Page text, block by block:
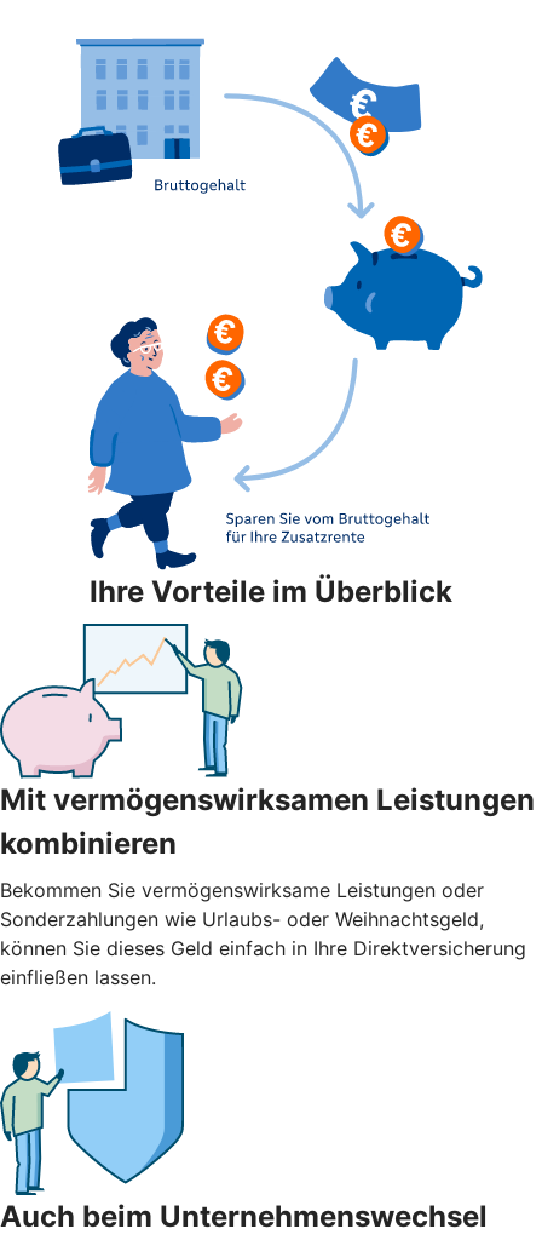
Ihre Vorteile im Überblick
Mit vermögenswirksamen Leistungen
kombinieren
Bekommen Sie vermögenswirksame Leistungen oder
Sonderzahlungen wie Urlaubs- oder Weihnachtsgeld,
können Sie dieses Geld einfach in Ihre Direktversicherung
einfließen lassen.
Auch beim Unternehmenswechsel